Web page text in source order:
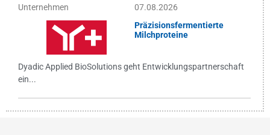
Unternehmen
07.08.2026
Präzisionsfermentierte
Milchproteine
Dyadic Applied BioSolutions geht Entwicklungspartnerschaft
ein...